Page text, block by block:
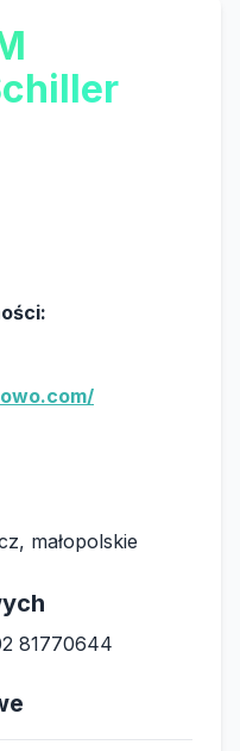
małopolskie
81770644